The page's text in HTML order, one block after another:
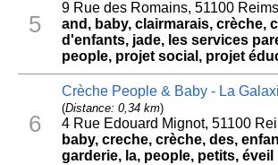
5
9 Rue des Romains, 51100 Reims
and, baby, clairmarais, crèche,
d'enfants, jade, les services
people, projet social, projet
6
Crèche People & Baby - La
(Distance: 0,34 km)
4 Rue Edouard Mignot, 51100
baby, creche, crèche, des,
garderie, la, people, petits, éveil